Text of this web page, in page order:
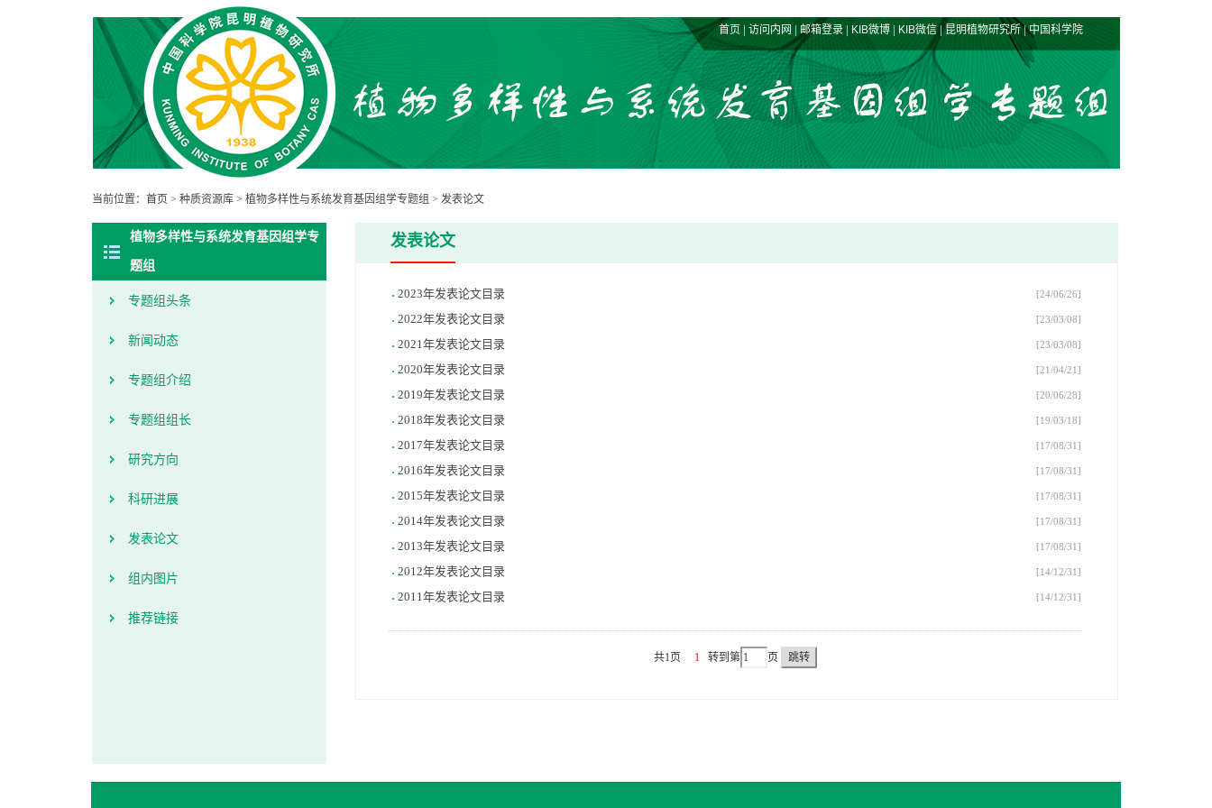
首页 | 访问内网 | 邮箱登录 | KIB微博 | KIB微信|昆明植物研究所|中国科学院
当前位置： 首页 > 种质资源库 > 植物多样性与系统发育基因组学专题组 > 发表论文
植物多样性与系统发育基因组学专
题组
专题组头条
新闻动态
专题组介绍
专题组组长
研究方向
科研进展
发表论文
组内图片
推荐链接
发表论文
[24/06/26]
2023年发表论文目录
[23/03/08]
2022年发表论文目录
[23/03/08]
2021年发表论文目录
[21/04/21]
2020年发表论文目录
[20/06/28]
2019年发表论文目录
[19/03/18]
2018年发表论文目录
[17/08/31]
2017年发表论文目录
[17/08/31]
2016年发表论文目录
[17/08/31]
2015年发表论文目录
[17/08/31]
2014年发表论文目录
[17/08/31]
2013年发表论文目录
[14/12/31]
2012年发表论文目录
[14/12/31]
2011年发表论文目录
共1页 1 转到第 页